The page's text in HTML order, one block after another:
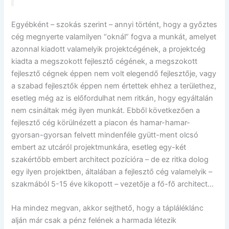
Egyébként – szokás szerint – annyi történt, hogy a győztes
cég megnyerte valamilyen “oknál” fogva a munkát, amelyet
azonnal kiadott valamelyik projektcégének, a projektcég
kiadta a megszokott fejlesztő cégének, a megszokott
fejlesztő cégnek éppen nem volt elegendő fejlesztője, vagy
a szabad fejlesztők éppen nem értettek ehhez a területhez,
esetleg még az is előfordulhat nem ritkán, hogy egyáltalán
nem csináltak még ilyen munkát. Ebből következően a
fejlesztő cég körülnézett a piacon és hamar-hamar-
gyorsan-gyorsan felvett mindenféle gyütt-ment olcsó
embert az utcáról projektmunkára, esetleg egy-két
szakértőbb embert architect pozícióra – de ez ritka dolog
egy ilyen projektben, általában a fejlesztő cég valamelyik –
szakmából 5-15 éve kikopott – vezetője a fő-fő architect…
Ha mindez megvan, akkor sejthető, hogy a tápláléklánc
alján már csak a pénz felének a harmada létezik